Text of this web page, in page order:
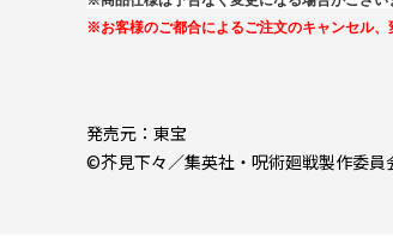
※お客様のご都合によるご注文のキャンセル、
発売元：東宝
©芥見下々／集英社・呪術廻戦製作委員